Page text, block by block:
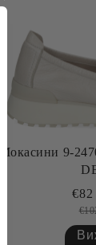
Мокасини 9-
€82